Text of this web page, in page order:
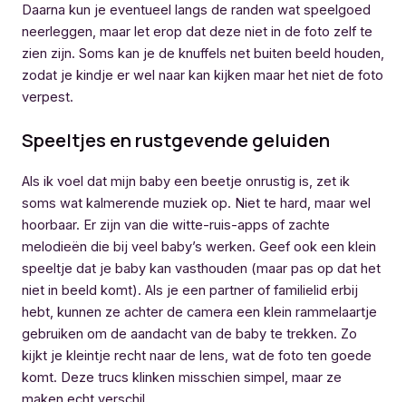
Daarna kun je eventueel langs de randen wat speelgoed
neerleggen, maar let erop dat deze niet in de foto zelf te
zien zijn. Soms kan je de knuffels net buiten beeld houden,
zodat je kindje er wel naar kan kijken maar het niet de foto
verpest.
Speeltjes en rustgevende geluiden
Als ik voel dat mijn baby een beetje onrustig is, zet ik
soms wat kalmerende muziek op. Niet te hard, maar wel
hoorbaar. Er zijn van die witte-ruis-apps of zachte
melodieën die bij veel baby’s werken. Geef ook een klein
speeltje dat je baby kan vasthouden (maar pas op dat het
niet in beeld komt). Als je een partner of familielid erbij
hebt, kunnen ze achter de camera een klein rammelaartje
gebruiken om de aandacht van de baby te trekken. Zo
kijkt je kleintje recht naar de lens, wat de foto ten goede
komt. Deze trucs klinken misschien simpel, maar ze